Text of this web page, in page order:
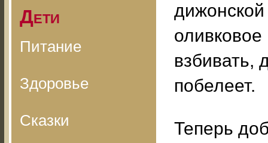
Дети
Питание
Здоровье
Сказки
дижонской
взбивать,
побелеет.
Теперь